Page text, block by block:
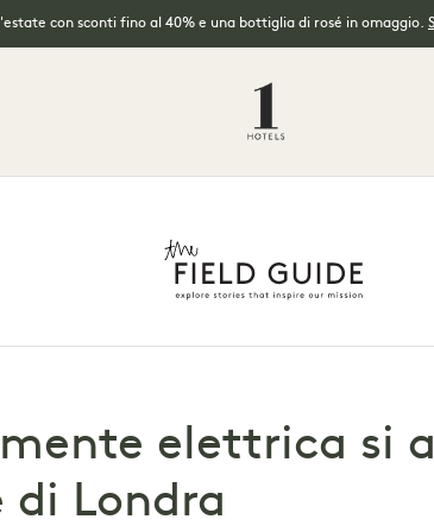
con sconti fino al 40% e una bottiglia di rosé in omaggio.
elettrica si
di Londra